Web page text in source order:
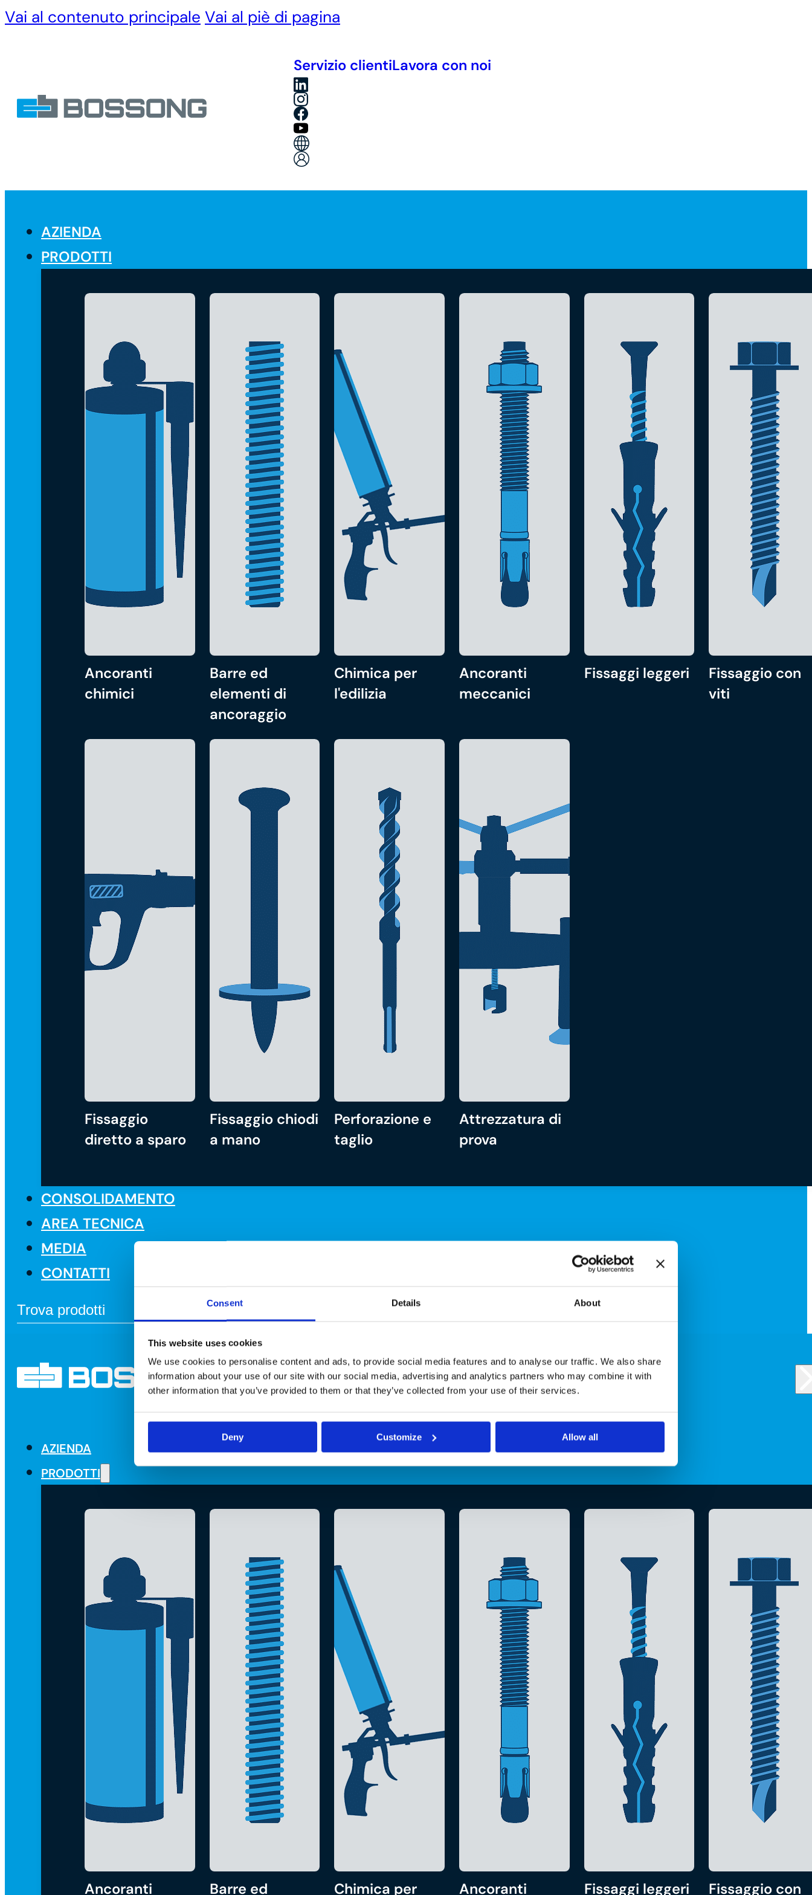
Consent Details About
This website uses cookies
We use cookies to personalise content and ads, to provide social media features and to analyse our traffic. We also share
information about your use of our site with our social media, advertising and analytics partners who may combine it with
other information that you’ve provided to them or that they’ve collected from your use of their services.
Deny Customize Allow all
Vai al contenuto principale Vai al piè di pagina
Servizio clientiLavora con noi
AZIENDA
PRODOTTI
Ancoranti
chimici
Barre ed
elementi di
ancoraggio
Chimica per
l'edilizia
Ancoranti
meccanici
Fissaggi leggeri
Fissaggio con
viti
Fissaggio
diretto a sparo
Fissaggio chiodi
a mano
Perforazione e
taglio
Attrezzatura di
prova
CONSOLIDAMENTO
AREA TECNICA
MEDIA
CONTATTI
AZIENDA
PRODOTTI
Ancoranti Barre ed Chimica per Ancoranti Fissaggi leggeri Fissaggio con